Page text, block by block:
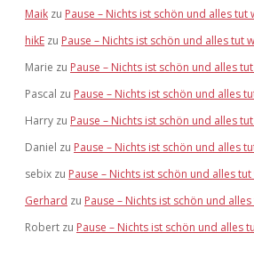
Maik zu Pause – Nichts ist schön und alles tut
hikE zu Pause – Nichts ist schön und alles tut
Marie zu Pause – Nichts ist schön und alles
Pascal zu Pause – Nichts ist schön und alles
Harry zu Pause – Nichts ist schön und alles
Daniel zu Pause – Nichts ist schön und alles
sebix zu Pause – Nichts ist schön und alles tut
Gerhard zu Pause – Nichts ist schön und
Robert zu Pause – Nichts ist schön und alles